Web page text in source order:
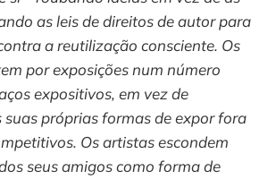
as leis de direitos de autor para
a reutilização consciente. Os
por exposições num número
expositivos, em vez de
suas próprias formas de expor fora
Os artistas escondem
seus amigos como forma de